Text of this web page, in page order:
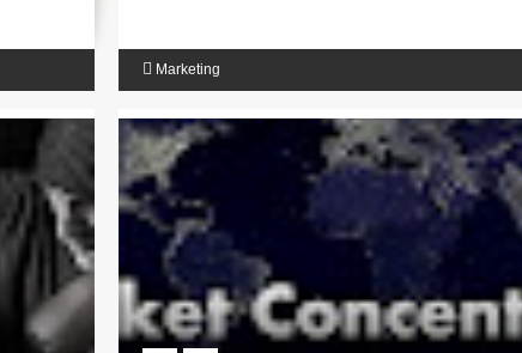
Marketing